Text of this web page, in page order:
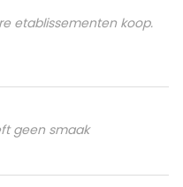
etablissementen koop.
geen smaak